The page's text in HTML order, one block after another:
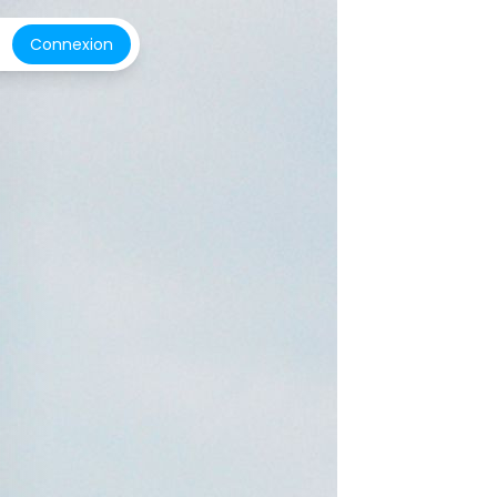
Connexion